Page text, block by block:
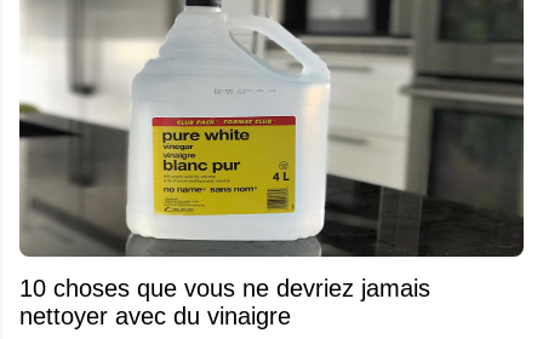
10 choses que vous ne devriez jamais
nettoyer avec du vinaigre